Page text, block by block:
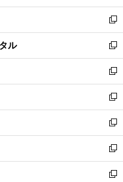
開
く
ウ
で
開
く
ン
ド
ウ
で
開
く
ウ
ィ
ン
ド
ウ
で
開
く
新
し
い
ウ
ィ
ン
ド
ウ
で
開
く
ル
新
し
い
ウ
ィ
ン
ド
ウ
で
開
く
新
し
い
ウ
ィ
ン
ド
ウ
で
新
し
い
ウ
ィ
ン
ド
新
し
い
ウ
ィ
新
し
い
新